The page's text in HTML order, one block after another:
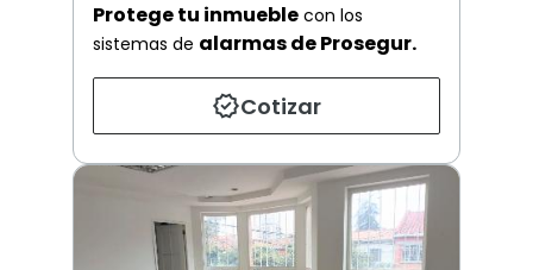
Protege tu inmueble con los
sistemas de alarmas de Prosegur.
Cotizar